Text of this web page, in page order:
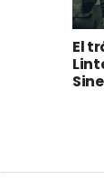
El